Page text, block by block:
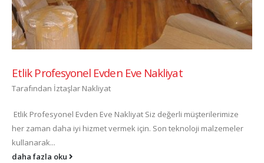
Etlik Profesyonel Evden Eve Nakliyat
Tarafından İztaşlar Nakliyat
Etlik Profesyonel Evden Eve Nakliyat Siz değerli müşterilerimize
her zaman daha iyi hizmet vermek için. Son teknoloji malzemeler
kullanarak...
daha fazla oku